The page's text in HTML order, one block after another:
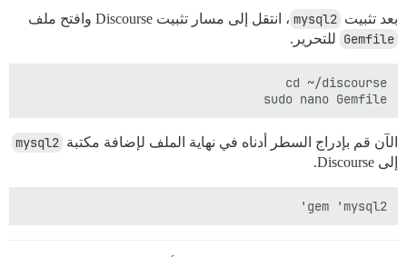
بعد تثبيت mysql2 ، انتقل إلى مسار تثبيت Discourse وافتح ملف
Gemfile للتحرير.
sudo nano Gemfile
الآن قم بإدراج السطر أدناه في نهاية الملف لإضافة مكتبة mysql2
إلى Discourse.
gem 'mysql2'